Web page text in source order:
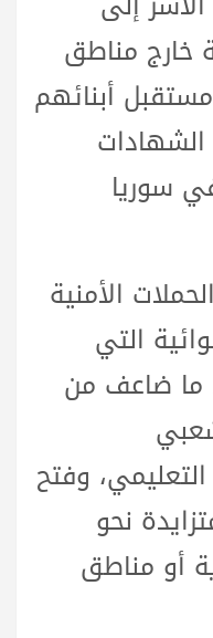
خارج مناطق
أبنائهم
سوريا
الأمنية
التي
ما ضاعف من
وفتح
نحو
أو مناطق